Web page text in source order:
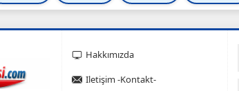
Hakkımızda
Iletişim -Kontakt-